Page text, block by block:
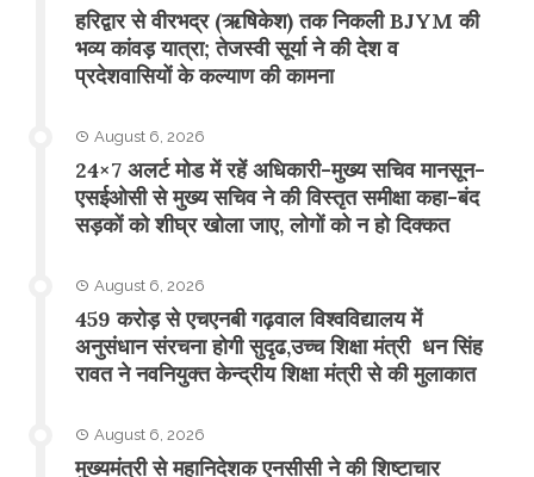
​हरिद्वार से वीरभद्र (ऋषिकेश) तक निकली BJYM की
भव्य कांवड़ यात्रा; तेजस्वी सूर्या ने की देश व
प्रदेशवासियों के कल्याण की कामना
August 6, 2026
24×7 अलर्ट मोड में रहें अधिकारी-मुख्य सचिव मानसून-
एसईओसी से मुख्य सचिव ने की विस्तृत समीक्षा कहा-बंद
सड़कों को शीघ्र खोला जाए, लोगों को न हो दिक्कत
August 6, 2026
459 करोड़ से एचएनबी गढ़वाल विश्वविद्यालय में
अनुसंधान संरचना होगी सुदृढ,उच्च शिक्षा मंत्री धन सिंह
रावत ने नवनियुक्त केन्द्रीय शिक्षा मंत्री से की मुलाकात
August 6, 2026
मुख्यमंत्री से महानिदेशक एनसीसी ने की शिष्टाचार